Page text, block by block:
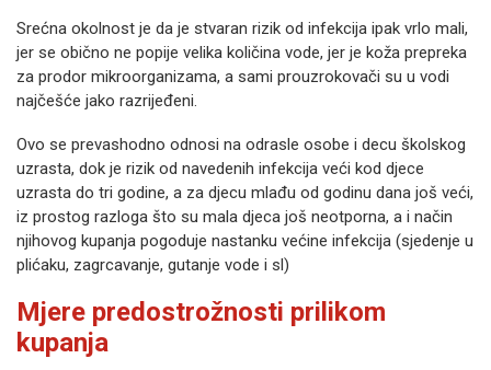
Srećna okolnost je da je stvaran rizik od infekcija ipak vrlo mali,
jer se obično ne popije velika količina vode, jer je koža prepreka
za prodor mikroorganizama, a sami prouzrokovači su u vodi
najčešće jako razrijeđeni.
Ovo se prevashodno odnosi na odrasle osobe i decu školskog
uzrasta, dok je rizik od navedenih infekcija veći kod djece
uzrasta do tri godine, a za djecu mlađu od godinu dana još veći,
iz prostog razloga što su mala djeca još neotporna, a i način
njihovog kupanja pogoduje nastanku većine infekcija (sjedenje u
plićaku, zagrcavanje, gutanje vode i sl)
Mjere predostrožnosti prilikom
kupanja